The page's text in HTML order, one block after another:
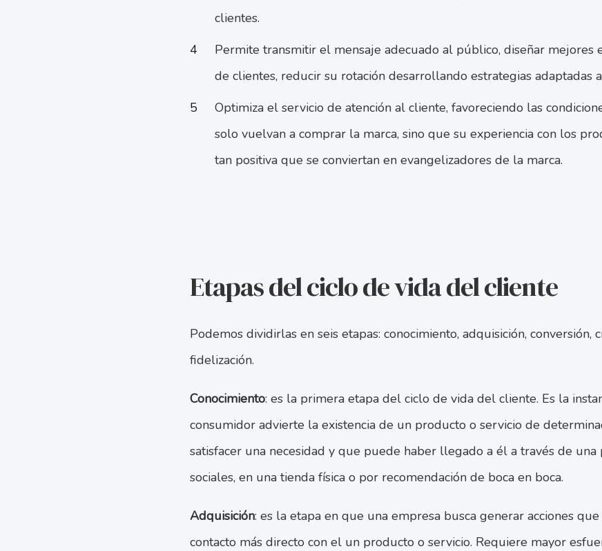
clientes.
Permite transmitir el mensaje adecuado al público, diseñar mejores
de clientes, reducir su rotación desarrollando estrategias adaptadas
Optimiza el servicio de atención al cliente, favoreciendo las
solo vuelvan a comprar la marca, sino que su experiencia con los
tan positiva que se conviertan en evangelizadores de la marca.
Etapas del ciclo de vida del cliente
Podemos dividirlas en seis etapas: conocimiento, adquisición, conversión,
fidelización.
Conocimiento: es la primera etapa del ciclo de vida del cliente. Es la
consumidor advierte la existencia de un producto o servicio de
satisfacer una necesidad y que puede haber llegado a él a través de
sociales, en una tienda física o por recomendación de boca en boca.
Adquisición: es la etapa en que una empresa busca generar acciones
contacto más directo con el un producto o servicio. Requiere mayor